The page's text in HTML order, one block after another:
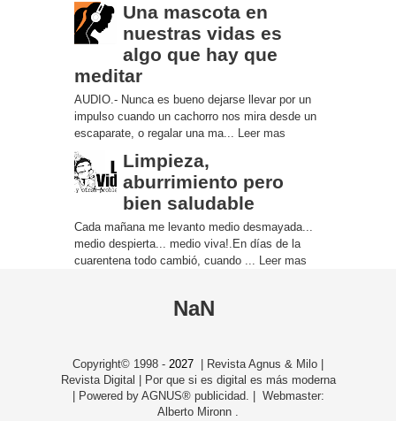
Una mascota en
nuestras vidas es
algo que hay que
meditar
AUDIO.- Nunca es bueno dejarse llevar por un
impulso cuando un cachorro nos mira desde un
escaparate, o regalar una ma...
Leer mas
Limpieza,
aburrimiento pero
bien saludable
Cada mañana me levanto medio desmayada...
medio despierta... medio viva!.En días de la
cuarentena todo cambió, cuando ...
Leer mas
NaN
Copyright© 1998 - 2027 | Revista Agnus & Milo |
Revista Digital | Por que si es digital es más moderna
| Powered by AGNUS® publicidad. | Webmaster:
Alberto Mironn .